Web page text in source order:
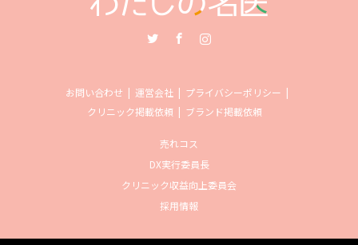
お問い合わせ 運営会社
プライバシーポリシー
クリニック掲載依頼
ブランド掲載依頼
売れコス
DX実行委員長
クリニック収益向上委員会
採用情報